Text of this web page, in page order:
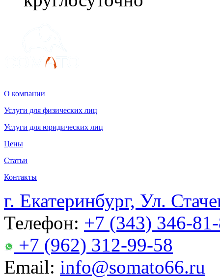
О компании
Услуги для физических лиц
Услуги для юридических лиц
Цены
Статьи
Контакты
г. Екатеринбург, Ул.
Телефон: +7 (343) 346-
+7 (962) 312-99-58
Email: info@somato66.ru